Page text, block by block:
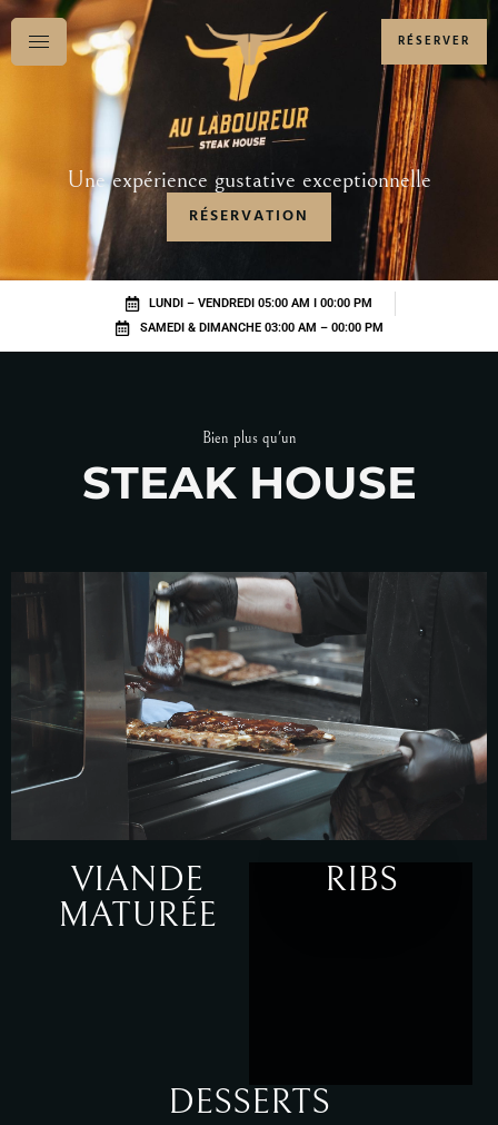
RÉSERVER
Une expérience gustative exceptionnelle
RÉSERVATION
LUNDI – VENDREDI 05:00 AM I 00:00 PM
SAMEDI & DIMANCHE 03:00 AM – 00:00 PM
Bien plus qu'un
STEAK HOUSE
VIANDE
MATURÉE
RIBS
DESSERTS